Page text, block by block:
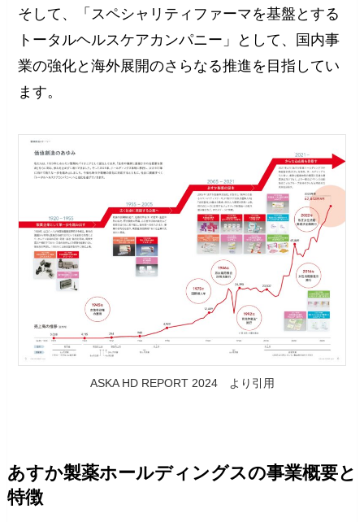
そして、「スペシャリティファーマを基盤とする
トータルヘルスケアカンパニー」として、国内事
業の強化と海外展開のさらなる推進を目指してい
ます。
ASKA HD REPORT 2024 より引用
あすか製薬ホールディングスの事業概要と
特徴